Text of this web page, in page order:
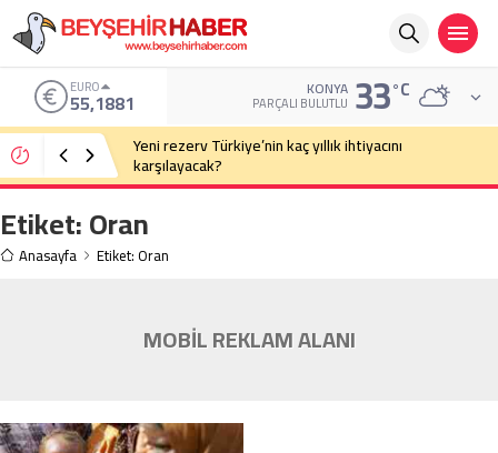
EURO
55,1881 KONYA
PARÇALI BULUTLU 33°C
Yeni rezerv Türkiye’nin kaç yıllık ihtiyacını
karşılayacak?
Etiket:Oran
Anasayfa Etiket: Oran
MOBİL REKLAM ALANI